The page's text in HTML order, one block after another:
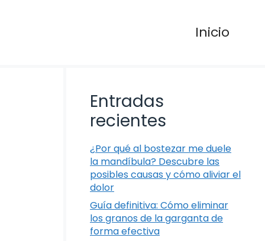
Inicio
Entradas
recientes
¿Por qué al bostezar me duele
la mandíbula? Descubre las
posibles causas y cómo aliviar el
dolor
Guía definitiva: Cómo eliminar
los granos de la garganta de
forma efectiva